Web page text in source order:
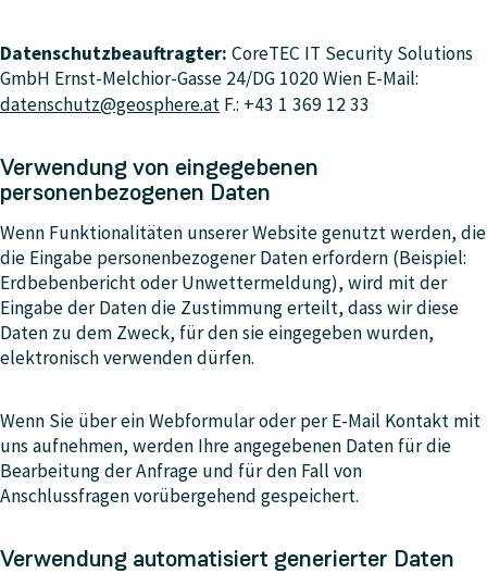
Datenschutzbeauftragter: CoreTEC IT Security Solutions
GmbH Ernst-Melchior-Gasse 24/DG 1020 Wien E-Mail:
datenschutz@geosphere.at F.: +43 1 369 12 33
Verwendung von eingegebenen
personenbezogenen Daten
Wenn Funktionalitäten unserer Website genutzt werden, die
die Eingabe personenbezogener Daten erfordern (Beispiel:
Erdbebenbericht oder Unwettermeldung), wird mit der
Eingabe der Daten die Zustimmung erteilt, dass wir diese
Daten zu dem Zweck, für den sie eingegeben wurden,
elektronisch verwenden dürfen.
Wenn Sie über ein Webformular oder per E-Mail Kontakt mit
uns aufnehmen, werden Ihre angegebenen Daten für die
Bearbeitung der Anfrage und für den Fall von
Anschlussfragen vorübergehend gespeichert.
Verwendung automatisiert generierter Daten